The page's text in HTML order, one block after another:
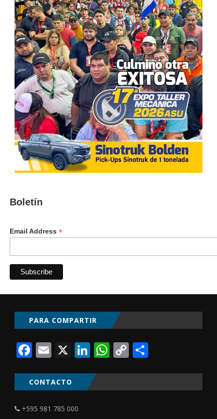
Boletín
Email Address *
PARA COMPARTIR
Facebook
Email
X LinkedIn
WhatsApp
Copy
CONTACTO
+595 981 785 000